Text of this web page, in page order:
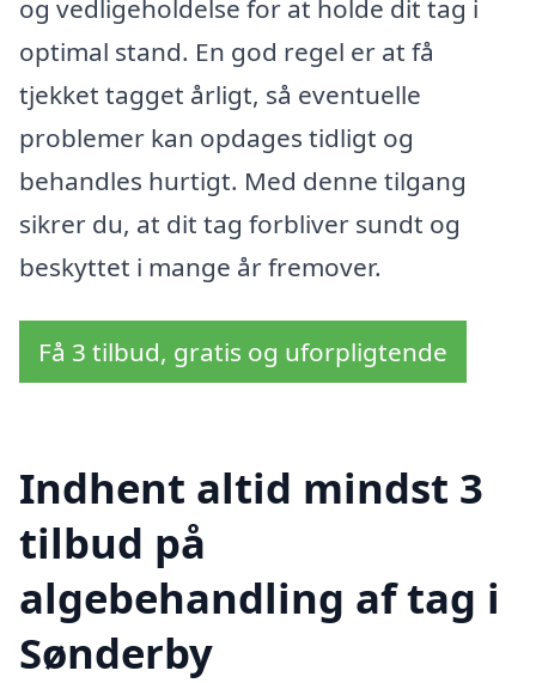
og vedligeholdelse for at holde dit tag i
optimal stand. En god regel er at få
tjekket tagget årligt, så eventuelle
problemer kan opdages tidligt og
behandles hurtigt. Med denne tilgang
sikrer du, at dit tag forbliver sundt og
beskyttet i mange år fremover.
Få 3 tilbud, gratis og uforpligtende
Indhent altid mindst 3
tilbud på
algebehandling af tag i
Sønderby